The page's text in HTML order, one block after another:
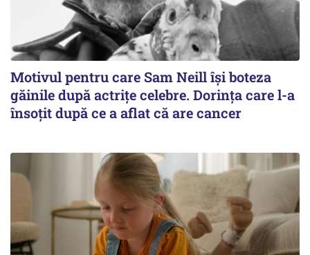
Motivul pentru care Sam Neill își boteza
găinile după actrițe celebre. Dorința care l-a
însoțit după ce a aflat că are cancer